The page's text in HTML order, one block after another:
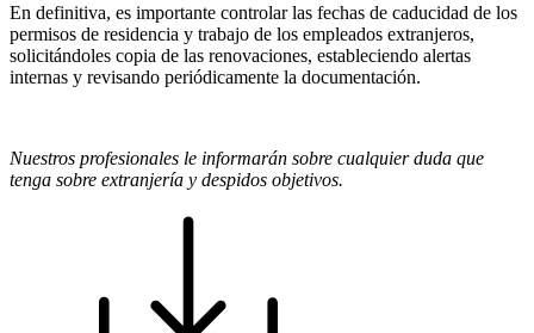
En definitiva, es importante controlar las fechas de caducidad de los
permisos de residencia y trabajo de los empleados extranjeros,
solicitándoles copia de las renovaciones, estableciendo alertas
internas y revisando periódicamente la documentación.
Nuestros profesionales le informarán sobre cualquier duda que
tenga sobre extranjería y despidos objetivos.